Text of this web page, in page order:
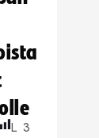
L 3